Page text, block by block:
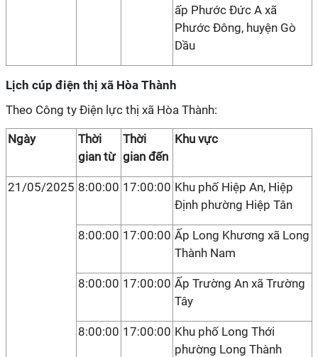
ấp Phước Đức A xã
Phước Đông, huyện Gò
Dầu
Lịch cúp điện thị xã Hòa Thành
Theo Công ty Điện lực thị xã Hòa Thành:
Ngày
Thời
gian từ
Thời
gian đến
Khu vực
21/05/2025 8:00:00 17:00:00 Khu phố Hiệp An, Hiệp
Định phường Hiệp Tân
8:00:00 17:00:00 Ấp Long Khương xã Long
Thành Nam
8:00:00 17:00:00 Ấp Trường An xã Trường
Tây
8:00:00 17:00:00 Khu phố Long Thới
phường Long Thành